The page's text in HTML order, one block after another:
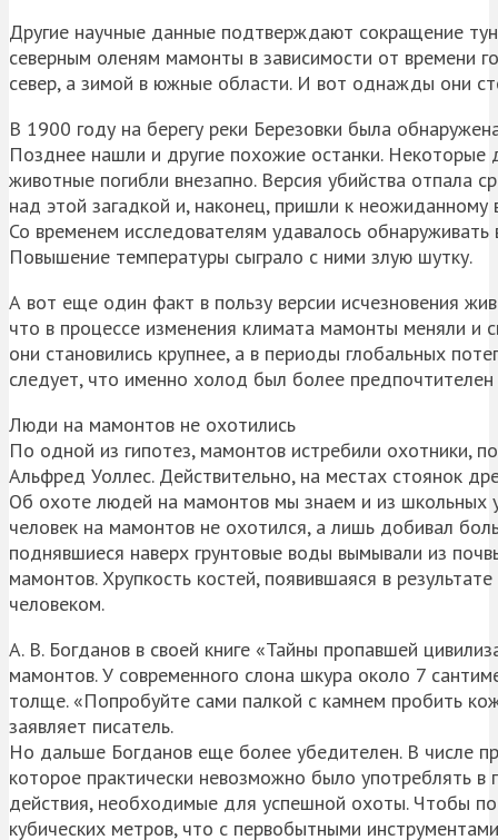
Другие научные данные подтверждают сокращение
северным оленям мамонты в зависимости от времени
север, а зимой в южные области. И вот однажды они
В 1900 году на берегу реки Березовки была
Позднее нашли и другие похожие останки. Некоторые
животные погибли внезапно. Версия убийства отпала
над этой загадкой и, наконец, пришли к
Со временем исследователям удавалось
Повышение температуры сыграло с ними злую шутку.
А вот еще один факт в пользу версии исчезновения
что в процессе изменения климата мамонты меняли и
они становились крупнее, а в периоды глобальных
следует, что именно холод был более
Люди на мамонтов не охотились
По одной из гипотез, мамонтов истребили охотники,
Альфред Уоллес. Действительно, на местах стоянок
Об охоте людей на мамонтов мы знаем и из школьных
человек на мамонтов не охотился, а лишь добивал
поднявшиеся наверх грунтовые воды вымывали из
мамонтов. Хрупкость костей, появившаяся в
человеком.
А. В. Богданов в своей книге «Тайны пропавшей
мамонтов. У современного слона шкура около 7
толще. «Попробуйте сами палкой с камнем пробить
заявляет писатель.
Но дальше Богданов еще более убедителен. В числе
которое практически невозможно было употреблять
действия, необходимые для успешной охоты. Чтобы
кубических метров, что с первобытными